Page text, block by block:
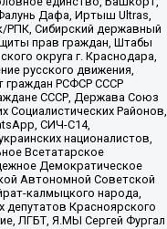
Дафа, Иртыш Ultras,
РПК, Сибирский державный
прав граждан, Штабы
округа г. Краснодара,
русского движения,
граждан РСФСР СССР
СССР, Держава Союз
Социалистических Районов,
СИЧ-С14,
националистов,
Всетатарское
Демократическое
Автономной Советской
калмыцкого народа,
Красноярского
ЛГБТ, Я.МЫ Сергей Фургал